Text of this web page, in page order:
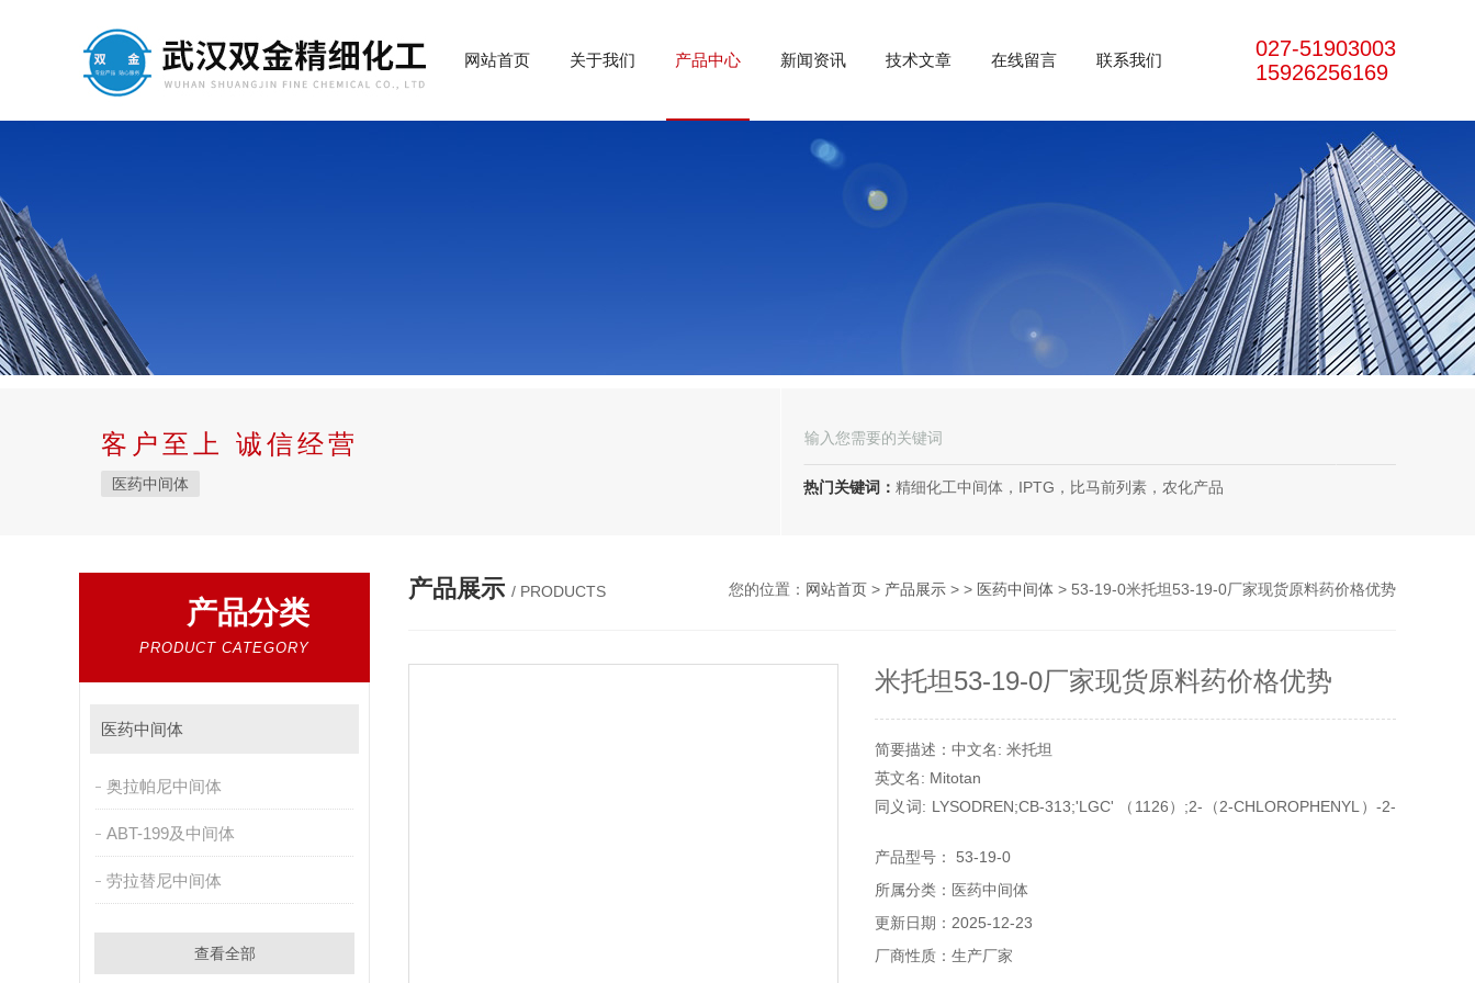
网站首页 关于我们 产品中心 新闻资讯 技术文章 在线留言 联系我们
027-51903003
15926256169
客户至上 诚信经营
医药中间体 热门关键词： 精细化工中间体，IPTG，比马前列素，农化产品
产品分类
PRODUCT CATEGORY
医药中间体
奥拉帕尼中间体
ABT-199及中间体
劳拉替尼中间体
查看全部
产品展示 / PRODUCTS 您的位置： 网站首页 > 产品展示 > > 医药中间体 > 53-19-0米托坦53-19-0厂家现货原料药价格优势
米托坦53-19-0厂家现货原料药价格优势
简要描述：中文名: 米托坦
英文名: Mitotan
同义词: LYSODREN;CB-313;'LGC' （1126）;2-（2-CHLOROPHENYL）-2-
产品型号： 53-19-0
所属分类：医药中间体
更新日期：2025-12-23
厂商性质：生产厂家